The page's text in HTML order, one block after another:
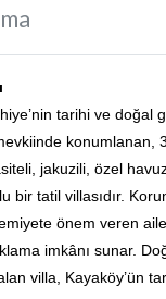
tarihi ve doğal
konumlanan,
jakuzili, özel
bir tatil villasıdır.
önem veren
imkânı sunar.
villa, Kayaköy’ün